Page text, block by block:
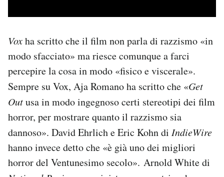
Voxha scritto che il film non parla di razzismo «in
modo sfacciato» ma riesce comunque a farci
percepire la cosa in modo «fisico e viscerale».
Sempre su Vox, Aja Romano ha scritto che «Get
Outusa in modo ingegnoso certi stereotipi dei film
horror, per mostrare quanto il razzismo sia
dannoso». David Ehrlich e Eric Kohn di IndieWire
hanno invece detto che «è già uno dei migliori
horror del Ventunesimo secolo». Arnold White di